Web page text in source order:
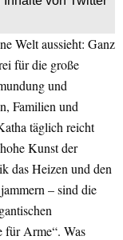
Welt aussieht: Ganz
für die große
und
Familien und
täglich reicht
Kunst der
das Heizen und den
– sind die
für Arme“. Was